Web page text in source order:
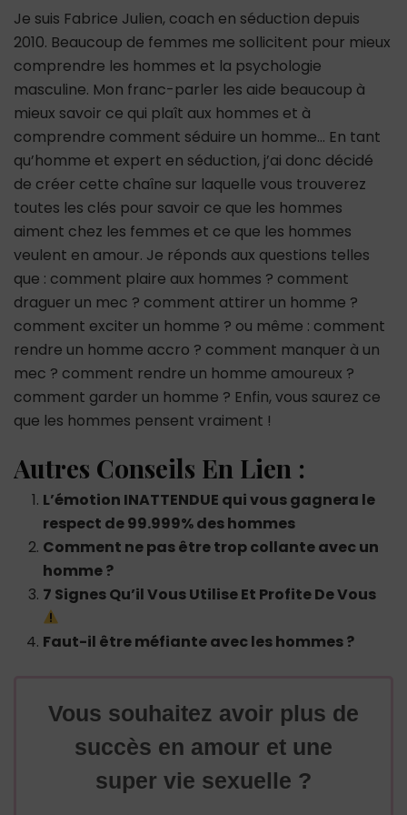
Je suis Fabrice Julien, coach en séduction depuis
2010. Beaucoup de femmes me sollicitent pour mieux
comprendre les hommes et la psychologie
masculine. Mon franc-parler les aide beaucoup à
mieux savoir ce qui plaît aux hommes et à
comprendre comment séduire un homme… En tant
qu’homme et expert en séduction, j’ai donc décidé
de créer cette chaîne sur laquelle vous trouverez
toutes les clés pour savoir ce que les hommes
aiment chez les femmes et ce que les hommes
veulent en amour. Je réponds aux questions telles
que : comment plaire aux hommes ? comment
draguer un mec ? comment attirer un homme ?
comment exciter un homme ? ou même : comment
rendre un homme accro ? comment manquer à un
mec ? comment rendre un homme amoureux ?
comment garder un homme ? Enfin, vous saurez ce
que les hommes pensent vraiment !
Autres Conseils En Lien :
L’émotion INATTENDUE qui vous gagnera le
respect de 99.999% des hommes
Comment ne pas être trop collante avec un
homme ?
7 Signes Qu’il Vous Utilise Et Profite De Vous
Faut-il être méfiante avec les hommes ?
Vous souhaitez avoir plus de
succès en amour et une
super vie sexuelle ?